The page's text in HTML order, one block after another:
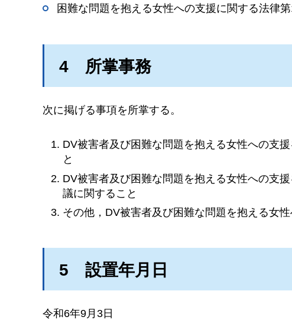
困難な問題を抱える女性への支援に関する法律
4 所掌事務
次に掲げる事項を所掌する。
DV被害者及び困難な問題を抱える女性への支
と
DV被害者及び困難な問題を抱える女性への支
議に関すること
その他，DV被害者及び困難な問題を抱える女
5 設置年月日
令和6年9月3日